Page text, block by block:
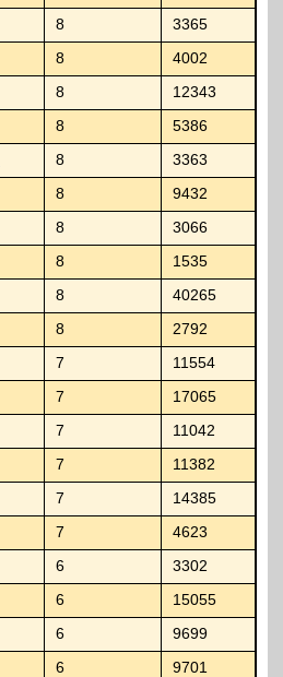
8 3365
8 4002
8 12343
8 5386
8 3363
8 9432
8 3066
8 1535
8 40265
8 2792
7 11554
7 17065
7 11042
7 11382
7 14385
7 4623
6 3302
6 15055
6 9699
6 9701